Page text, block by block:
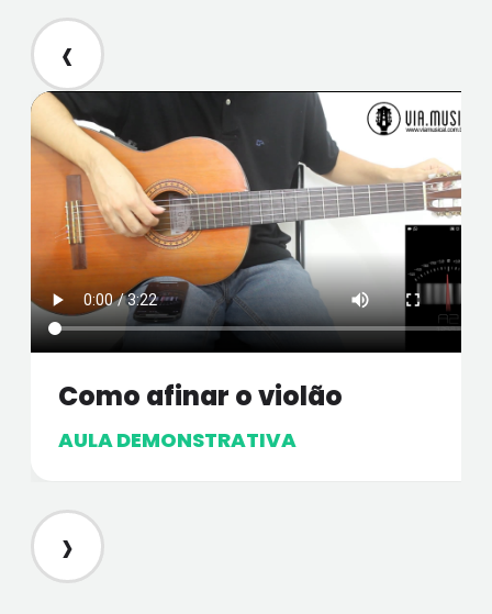
‹
Como afinar o violão
AULA DEMONSTRATIVA
›